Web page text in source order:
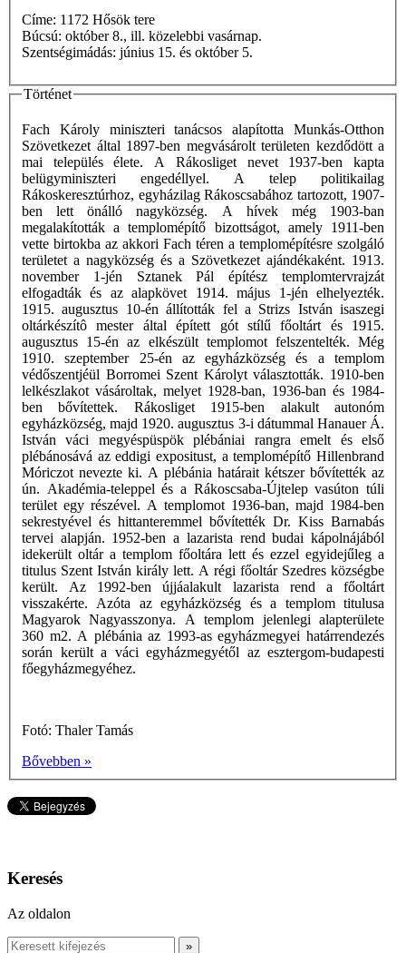
Címe: 1172 Hősök tere
Búcsú: október 8., ill. közelebbi vasárnap.
Szentségimádás: június 15. és október 5.
Történet
Fach Károly miniszteri tanácsos alapította Munkás-Otthon
Szövetkezet által 1897-ben megvásárolt területen kezdődött a
mai település élete. A Rákosliget nevet 1937-ben kapta
belügyminiszteri engedéllyel. A telep politikailag
Rákoskeresztúrhoz, egyházilag Rákoscsabához tartozott, 1907-
ben lett önálló nagyközség. A hívek még 1903-ban
megalakították a templomépítő bizottságot, amely 1911-ben
vette birtokba az akkori Fach téren a templomépítésre szolgáló
területet a nagyközség és a Szövetkezet ajándékaként. 1913.
november 1-jén Sztanek Pál építész templomtervrajzát
elfogadták és az alapkövet 1914. május 1-jén elhelyezték.
1915. augusztus 10-én állították fel a Strizs István isaszegi
oltárkészítô mester által épített gót stílű főoltárt és 1915.
augusztus 15-én az elkészült templomot felszentelték. Még
1910. szeptember 25-én az egyházközség és a templom
védőszentjéül Borromei Szent Károlyt választották. 1910-ben
lelkészlakot vásároltak, melyet 1928-ban, 1936-ban és 1984-
ben bővítettek. Rákosliget 1915-ben alakult autonóm
egyházközség, majd 1920. augusztus 3-i dátummal Hanauer Á.
István váci megyéspüspök plébániai rangra emelt és első
plébánosává az eddigi expositust, a templomépítő Hillenbrand
Móriczot nevezte ki. A plébánia határait kétszer bővítették az
ún. Akadémia-teleppel és a Rákoscsaba-Újtelep vasúton túli
terület egy részével. A templomot 1936-ban, majd 1984-ben
sekrestyével és hittanteremmel bővítették Dr. Kiss Barnabás
tervei alapján. 1952-ben a lazarista rend budai kápolnájából
idekerült oltár a templom főoltára lett és ezzel egyidejűleg a
titulus Szent István király lett. A régi főoltár Szedres községbe
került. Az 1992-ben újjáalakult lazarista rend a főoltárt
visszakérte. Azóta az egyházközség és a templom titulusa
Magyarok Nagyasszonya. A templom jelenlegi alapterülete
360 m2. A plébánia az 1993-as egyházmegyei határrendezés
során került a váci egyházmegyétől az esztergom-budapesti
főegyházmegyéhez.
Fotó: Thaler Tamás
Bővebben »
Keresés
Az oldalon